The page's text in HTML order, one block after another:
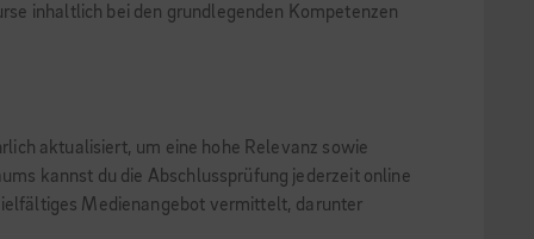
inhaltlich bei den grundlegenden Kompetenzen
aktualisiert, um eine hohe Relevanz sowie
kannst du die Abschlussprüfung jederzeit online
Medienangebot vermittelt, darunter